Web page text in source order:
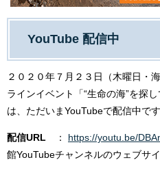
YouTube 配信中
２０２０年７月２３日（木曜日・
ラインイベント「“生命の海”を探
は、ただいまYouTubeで配信中で
配信URL ： https://youtu.be/
館YouTubeチャンネルのウェブサ